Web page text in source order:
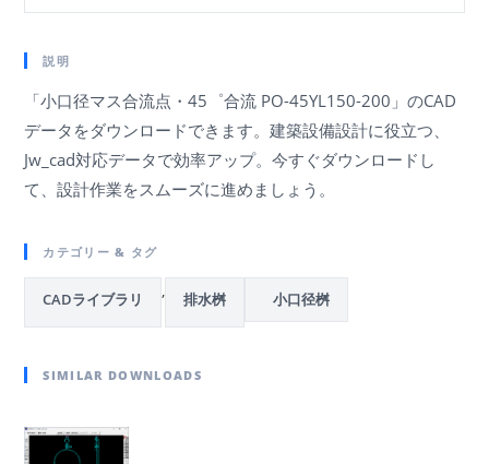
説明
「小口径マス合流点・45゜合流 PO-45YL150-200」のCAD
データをダウンロードできます。建築設備設計に役立つ、
Jw_cad対応データで効率アップ。今すぐダウンロードし
て、設計作業をスムーズに進めましょう。
カテゴリー & タグ
CADライブラリ , 排水桝 小口径桝
SIMILAR DOWNLOADS